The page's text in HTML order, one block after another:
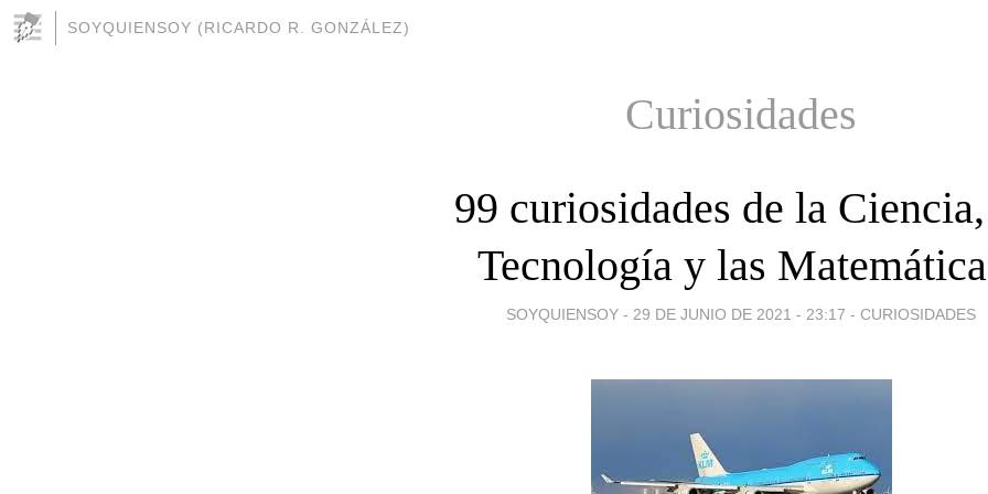
SOYQUIENSOY (RICARDO R. GONZÁLEZ)
Curiosidades
99 curiosidades de la
Tecnología y las
SOYQUIENSOY - 29 DE JUNIO DE 2021 - 23:17 - CURIOSIDADES